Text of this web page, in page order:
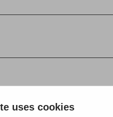
avec